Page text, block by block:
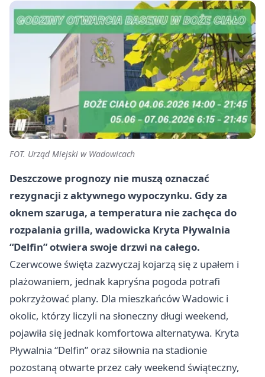
FOT. Urząd Miejski w Wadowicach
Deszczowe prognozy nie muszą oznaczać
rezygnacji z aktywnego wypoczynku. Gdy za
oknem szaruga, a temperatura nie zachęca do
rozpalania grilla, wadowicka Kryta Pływalnia
“Delfin” otwiera swoje drzwi na całego.
Czerwcowe święta zazwyczaj kojarzą się z upałem i
plażowaniem, jednak kapryśna pogoda potrafi
pokrzyżować plany. Dla mieszkańców Wadowic i
okolic, którzy liczyli na słoneczny długi weekend,
pojawiła się jednak komfortowa alternatywa. Kryta
Pływalnia “Delfin” oraz siłownia na stadionie
pozostaną otwarte przez cały weekend świąteczny,